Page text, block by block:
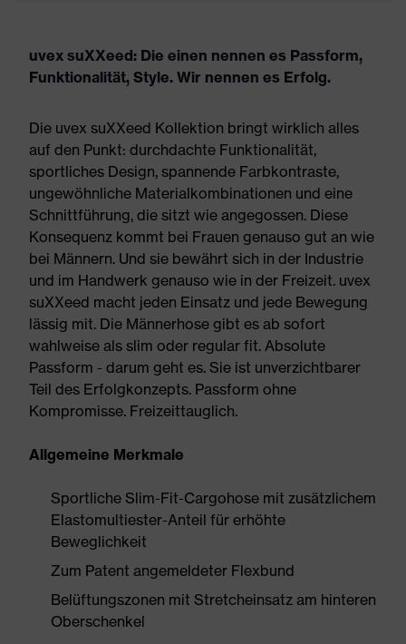
uvex suXXeed: Die einen nennen es Passform,
Funktionalität, Style. Wir nennen es Erfolg.
Die uvex suXXeed Kollektion bringt wirklich alles
auf den Punkt: durchdachte Funktionalität,
sportliches Design, spannende Farbkontraste,
ungewöhnliche Materialkombinationen und eine
Schnittführung, die sitzt wie angegossen. Diese
Konsequenz kommt bei Frauen genauso gut an wie
bei Männern. Und sie bewährt sich in der Industrie
und im Handwerk genauso wie in der Freizeit. uvex
suXXeed macht jeden Einsatz und jede Bewegung
lässig mit. Die Männerhose gibt es ab sofort
wahlweise als slim oder regular fit. Absolute
Passform - darum geht es. Sie ist unverzichtbarer
Teil des Erfolgkonzepts. Passform ohne
Kompromisse. Freizeittauglich.
Allgemeine Merkmale
Sportliche Slim-Fit-Cargohose mit zusätzlichem
Elastomultiester-Anteil für erhöhte
Beweglichkeit
Zum Patent angemeldeter Flexbund
Belüftungszonen mit Stretcheinsatz am hinteren
Oberschenkel